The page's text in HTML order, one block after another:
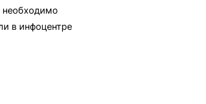
необходимо
в инфоцентре